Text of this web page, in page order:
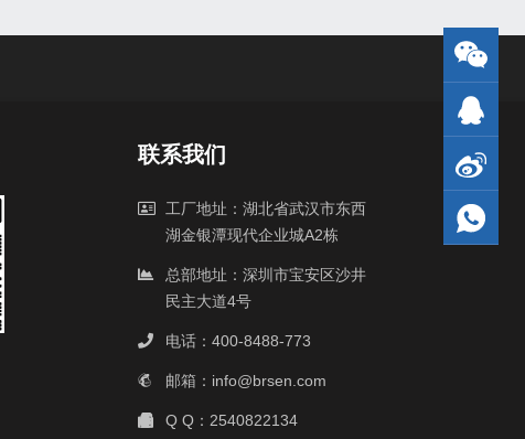
联系我们
工厂地址：湖北省武汉市东西
湖金银潭现代企业城A2栋
总部地址：深圳市宝安区沙井
民主大道4号
电话：400-8488-773
邮箱：info@brsen.com
Q Q：2540822134